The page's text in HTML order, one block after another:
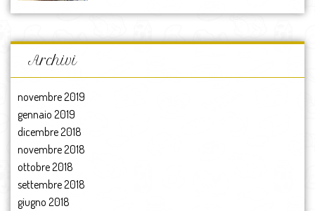
Archivi
novembre 2019
gennaio 2019
dicembre 2018
novembre 2018
ottobre 2018
settembre 2018
giugno 2018